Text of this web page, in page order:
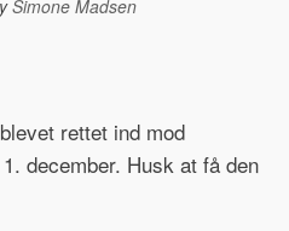
Simone Madsen
rettet ind mod
december. Husk at få den